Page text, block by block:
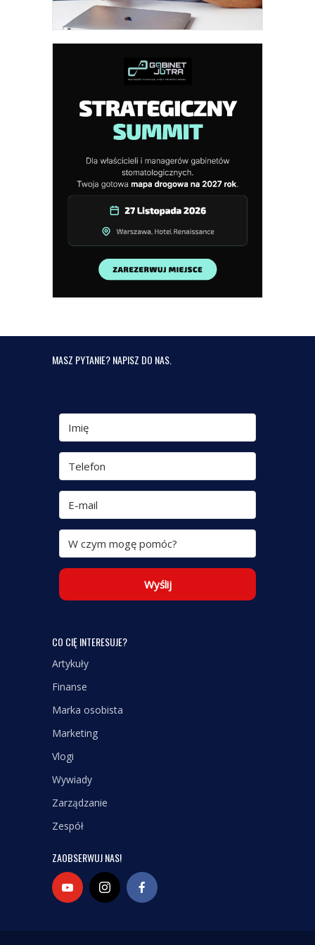
MASZ PYTANIE? NAPISZ DO NAS.
Wyślij
CO CIĘ INTERESUJE?
Artykuły
Finanse
Marka osobista
Marketing
Vlogi
Wywiady
Zarządzanie
Zespół
ZAOBSERWUJ NAS!